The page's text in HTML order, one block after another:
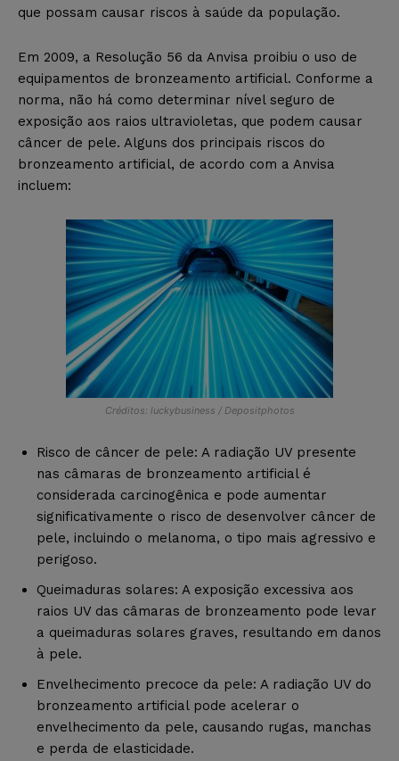
que possam causar riscos à saúde da população.
Em 2009, a Resolução 56 da Anvisa proibiu o uso de
equipamentos de bronzeamento artificial. Conforme a
norma, não há como determinar nível seguro de
exposição aos raios ultravioletas, que podem causar
câncer de pele. Alguns dos principais riscos do
bronzeamento artificial, de acordo com a Anvisa
incluem:
Créditos: luckybusiness / Depositphotos
Risco de câncer de pele: A radiação UV presente
nas câmaras de bronzeamento artificial é
considerada carcinogênica e pode aumentar
significativamente o risco de desenvolver câncer de
pele, incluindo o melanoma, o tipo mais agressivo e
perigoso.
Queimaduras solares: A exposição excessiva aos
raios UV das câmaras de bronzeamento pode levar
a queimaduras solares graves, resultando em danos
à pele.
Envelhecimento precoce da pele: A radiação UV do
bronzeamento artificial pode acelerar o
envelhecimento da pele, causando rugas, manchas
e perda de elasticidade.